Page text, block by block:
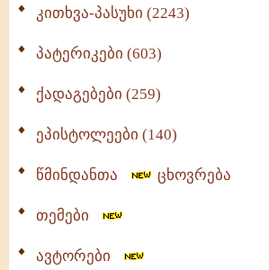
კითხვა-პასუხი (2243)
პატერიკები (603)
ქადაგებები (259)
ეპისტოლეები (140)
წმინდანთა ცხოვრება
თემები
ავტორები